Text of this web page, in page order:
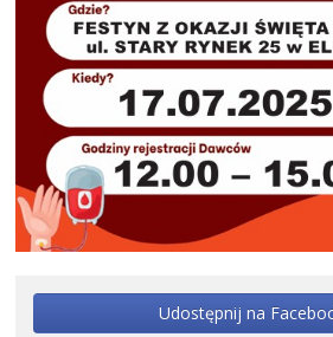
Udostępnij na